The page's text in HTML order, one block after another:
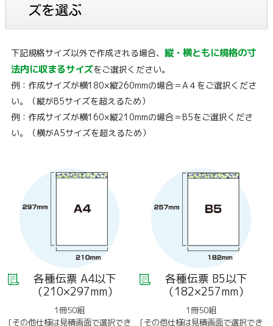
ズを選ぶ
下記規格サイズ以外で作成される場合、 縦・横ともに規格の寸
法内に収まるサイズをご選択ください。
例：作成サイズが横180×縦260mmの場合＝A４をご選択くださ
い。（縦がB5サイズを超えるため）
例：作成サイズが横160×縦210mmの場合＝B5をご選択くださ
い。（横がA5サイズを超えるため）
各種伝票 A4以下
（210×297mm）
1冊50組
[その他仕様は見積画面で選択でき
各種伝票 B5以下
（182×257mm）
1冊50組
[その他仕様は見積画面で選択でき